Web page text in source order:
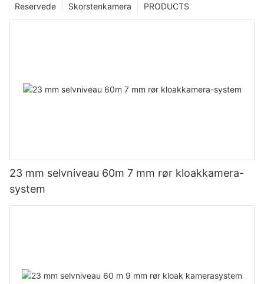
PRODUCTS
Skorstenkamera
Reservede
23 mm selvniveau 60m 7 mm rør kloakkamera-
system